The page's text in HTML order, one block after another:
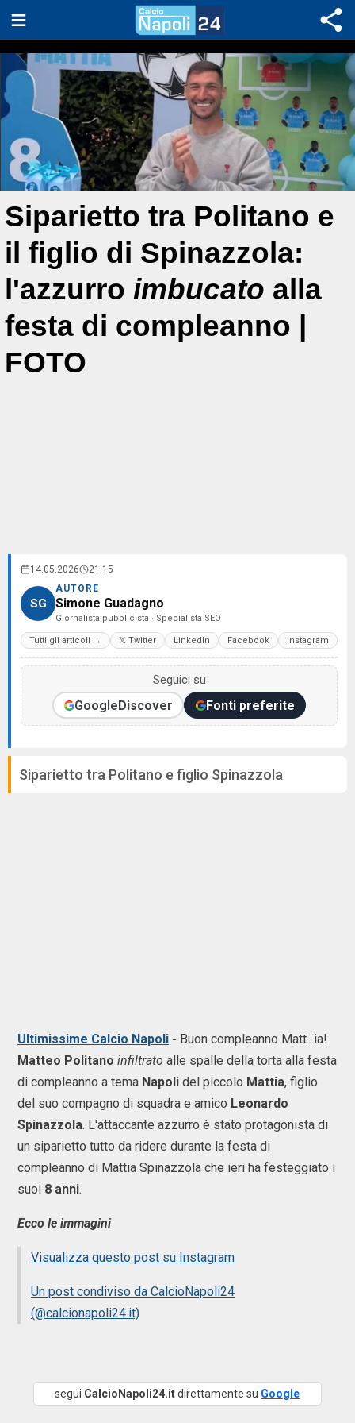
Siparietto tra Politano e
il figlio di Spinazzola:
l'azzurro imbucato alla
festa di compleanno |
FOTO
14.05.2026 21:15
SG
AUTORE
Simone Guadagno
Giornalista pubblicista · Specialista SEO
Tutti gli articoli → 𝕏 Twitter LinkedIn Facebook Instagram
Seguici su
GoogleDiscover Fonti preferite
Siparietto tra Politano e figlio Spinazzola
Ultimissime Calcio Napoli - Buon compleanno Matt...ia!
Matteo Politano infiltrato alle spalle della torta alla festa
di compleanno a tema Napoli del piccolo Mattia, figlio
del suo compagno di squadra e amico Leonardo
Spinazzola. L'attaccante azzurro è stato protagonista di
un siparietto tutto da ridere durante la festa di
compleanno di Mattia Spinazzola che ieri ha festeggiato i
suoi 8 anni.
Ecco le immagini
Visualizza questo post su Instagram
Un post condiviso da CalcioNapoli24
(@calcionapoli24.it)
segui CalcioNapoli24.itdirettamente su Google